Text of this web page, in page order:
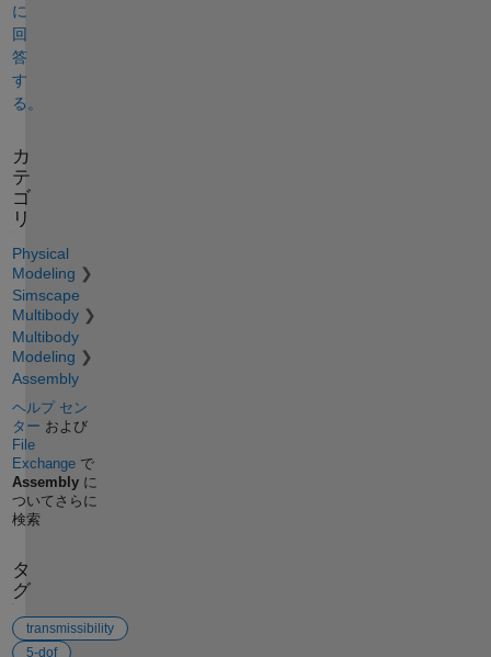
に
回
答
す
る。
カ
テ
ゴ
リ
Physical
Modeling
Simscape
Multibody
Multibody
Modeling
Assembly
ヘルプ セン
ター および
File
Exchangeで
Assemblyに
ついてさらに
検索
タ
グ
transmissibility
5-dof